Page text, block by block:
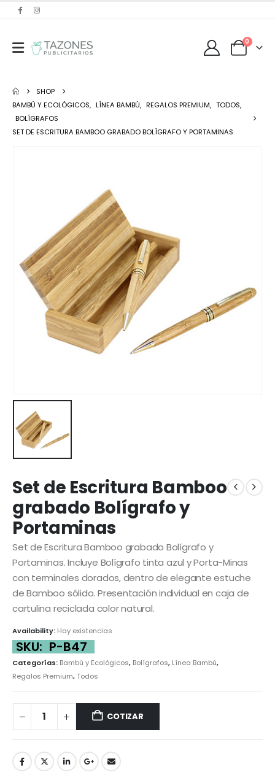
0
SHOP
BAMBÚ Y ECOLÓGICOS, LÍNEA BAMBÚ, REGALOS PREMIUM, TODOS,
BOLÍGRAFOS
SET DE ESCRITURA BAMBOO GRABADO BOLÍGRAFO Y PORTAMINAS
Set de Escritura Bamboo
grabado Bolígrafo y
Portaminas
Set de Escritura Bamboo grabado Bolígrafo y
Portaminas. Incluye Bolígrafo tinta azul y Porta-Minas
con terminales dorados, dentro de elegante estuche
de Bamboo sólido. Presentación individual en caja de
cartulina reciclada color natural.
Availability: Hay existencias
SKU: P-B47
Categorías: Bambú y Ecológicos, Bolígrafos, Línea Bambú,
Regalos Premium,Todos
COTIZAR